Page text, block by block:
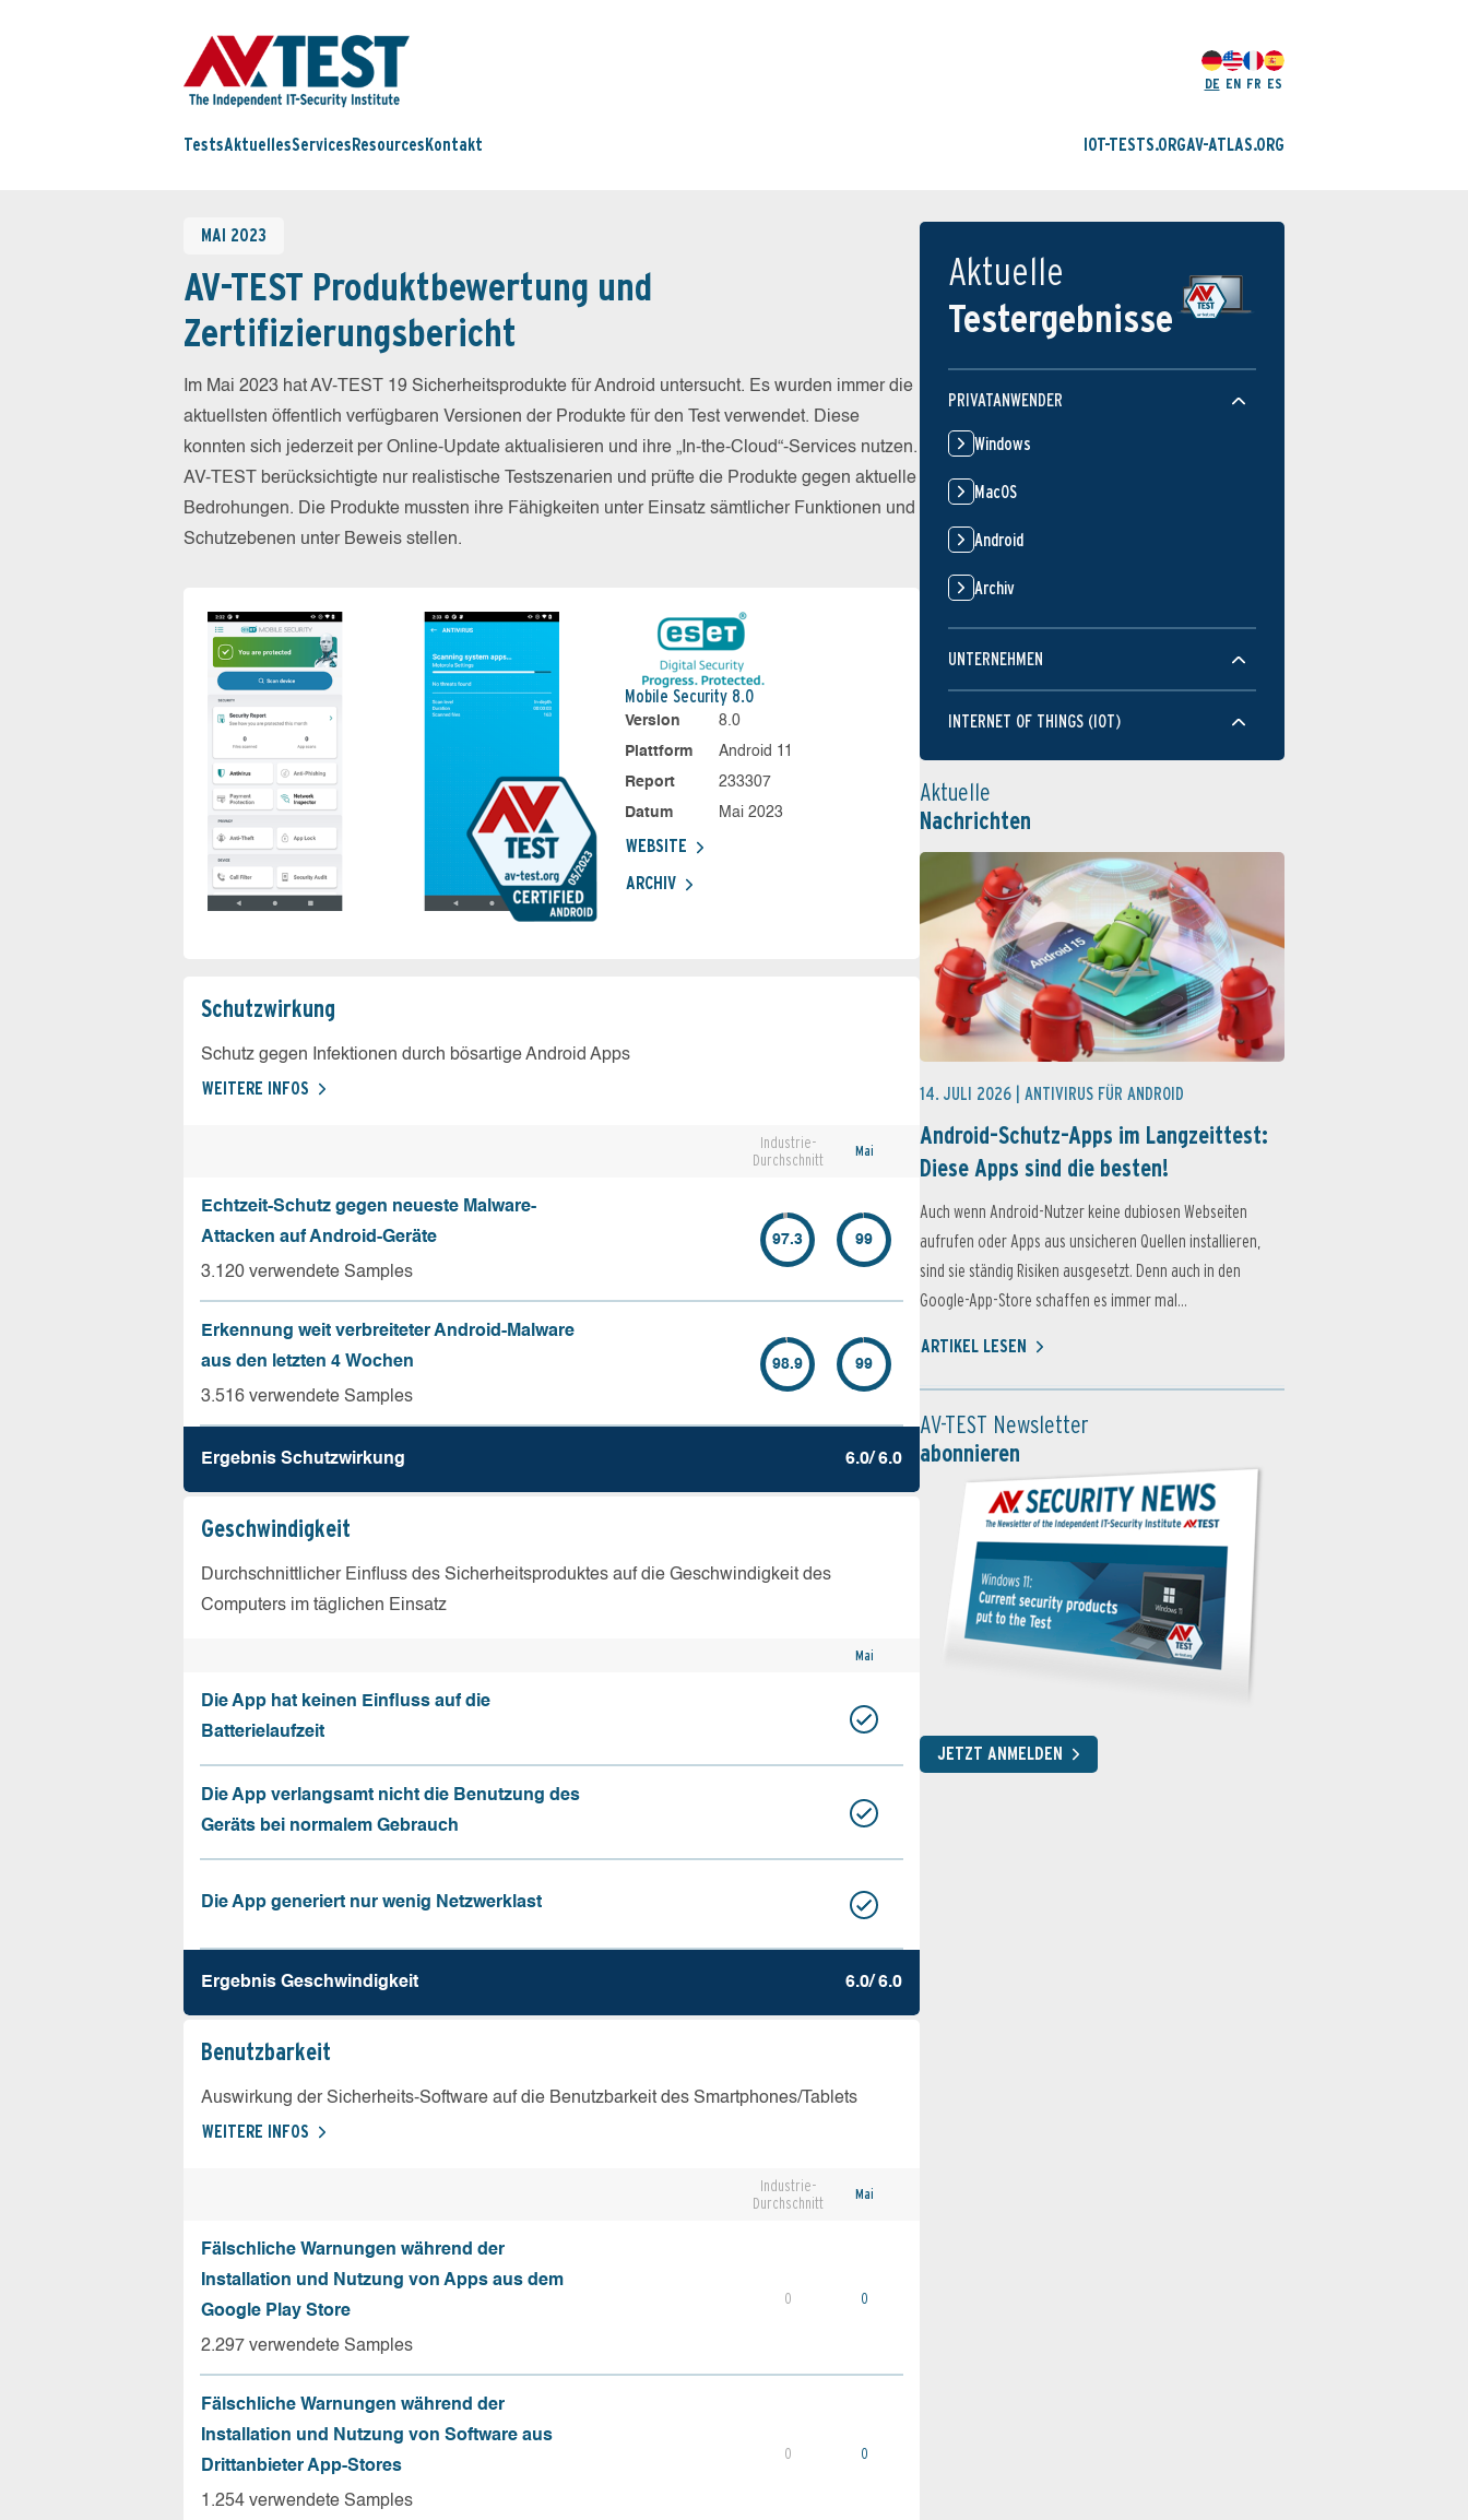
DE EN FR ES
TestsAktuellesServices Resources Kontakt IOT-TESTS.ORGAV-ATLAS.ORG
MAI 2023
AV-TEST Produktbewertung und
Zertifizierungsbericht
Im Mai 2023 hat AV-TEST 19 Sicherheitsprodukte für Android untersucht. Es wurden immer die
aktuellsten öffentlich verfügbaren Versionen der Produkte für den Test verwendet. Diese
konnten sich jederzeit per Online-Update aktualisieren und ihre „In-the-Cloud“-Services nutzen.
AV-TEST berücksichtigte nur realistische Testszenarien und prüfte die Produkte gegen aktuelle
Bedrohungen. Die Produkte mussten ihre Fähigkeiten unter Einsatz sämtlicher Funktionen und
Schutzebenen unter Beweis stellen.
Mobile Security 8.0
Version
8.0
Plattform
Android 11
Report
233307
Datum
Mai 2023
WEBSITE
ARCHIV
Schutz­wirkung
Schutz gegen Infektionen durch bösartige Android Apps
WEITERE INFOS
Industrie-
Durchschnitt
Mai
Echtzeit-Schutz gegen neueste Malware-
Attacken auf Android-Geräte
3.120 verwendete Samples
97.3 99
Erkennung weit verbreiteter Android-Malware
aus den letzten 4 Wochen
3.516 verwendete Samples
98.9 99
Ergebnis Schutz­wirkung 6.0/ 6.0
Geschw­indigkeit
Durchschnittlicher Einfluss des Sicherheitsproduktes auf die Geschwindigkeit des
Computers im täglichen Einsatz
Mai
Die App hat keinen Einfluss auf die
Batterielaufzeit
Die App verlangsamt nicht die Benutzung des
Geräts bei normalem Gebrauch
Die App generiert nur wenig Netzwerklast
Ergebnis Geschw­indigkeit 6.0/ 6.0
Benutz­barkeit
Auswirkung der Sicherheits-Software auf die Benutzbarkeit des Smartphones/Tablets
WEITERE INFOS
Industrie-
Durchschnitt
Mai
Fälschliche Warnungen während der
Installation und Nutzung von Apps aus dem
Google Play Store
2.297 verwendete Samples
0 0
Fälschliche Warnungen während der
Installation und Nutzung von Software aus
Drittanbieter App-Stores
1.254 verwendete Samples
0 0
Aktuelle
Testergebnisse
PRIVATANWENDER
Windows
MacOS
Android
Archiv
UNTERNEHMEN
INTERNET OF THINGS (IOT)
Aktuelle
Nachrichten
14. JULI 2026 | ANTIVIRUS FÜR ANDROID
Android-Schutz-Apps im Langzeittest:
Diese Apps sind die besten!
Auch wenn Android-Nutzer keine dubiosen Webseiten
aufrufen oder Apps aus unsicheren Quellen installieren,
sind sie ständig Risiken ausgesetzt. Denn auch in den
Google-App-Store schaffen es immer mal...
ARTIKEL LESEN
AV-TEST Newsletter
abonnieren
JETZT ANMELDEN